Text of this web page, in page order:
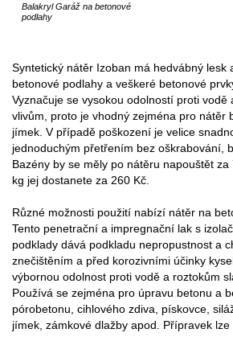
Balakryl Garáž na betonové
podlahy
Syntetický nátěr Izoban má hedvábný lesk
betonové podlahy a veškeré betonové
Vyznačuje se vysokou odolností proti vodě
vlivům, proto je vhodný zejména pro nátěr
jímek. V případě poškození je velice
jednoduchým přetřením bez oškrabování,
Bazény by se měly po nátěru napouštět
kg jej dostanete za 260 Kč.
Různé možnosti použití nabízí nátěr na
Tento penetrační a impregnační lak s
podklady dává podkladu nepropustnost a
znečištěním a před korozivními účinky
výbornou odolnost proti vodě a roztokům
Používá se zejména pro úpravu betonu a
pórobetonu, cihlového zdiva, pískovce,
jímek, zámkové dlažby apod. Přípravek